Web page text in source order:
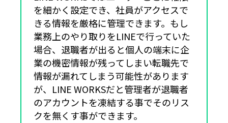
を細かく設定でき、社員がアクセスで
きる情報を厳格に管理できます。もし
業務上のやり取りをLINEで行っていた
場合、退職者が出ると個人の端末に企
業の機密情報が残ってしまい転職先で
情報が漏れてしまう可能性があります
が、LINE WORKSだと管理者が退職者
のアカウントを凍結する事でそのリス
クを無くす事ができます。